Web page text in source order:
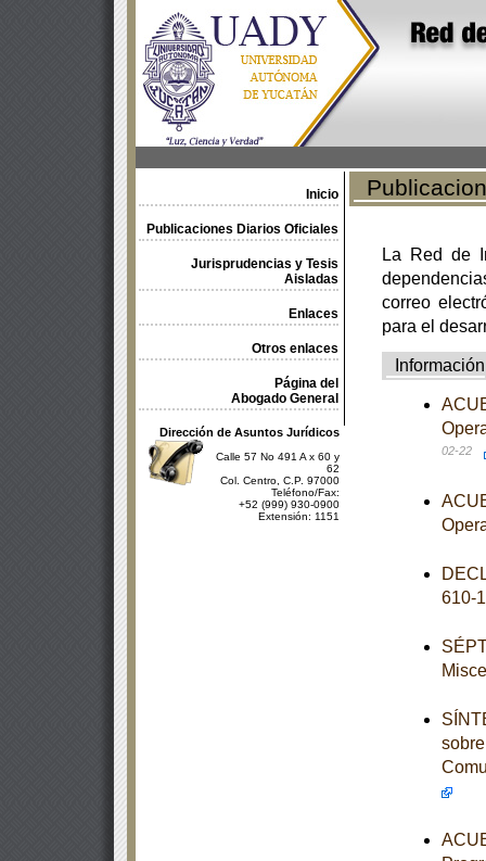
Inicio
Publicaciones Diarios Oficiales
Jurisprudencias y Tesis
Aisladas
Enlaces
Otros enlaces
Página del
Abogado General
Dirección de Asuntos Jurídicos
Calle 57 No 491 A x 60 y
62
Col. Centro, C.P. 97000
Teléfono/Fax:
+52 (999) 930-0900
Extensión: 1151
La Red de
correo
para el
Información
02-22
610-